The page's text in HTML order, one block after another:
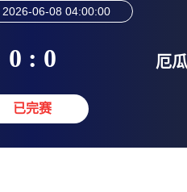
2026-06-08 04:00:00
0 : 0
已完赛
厄